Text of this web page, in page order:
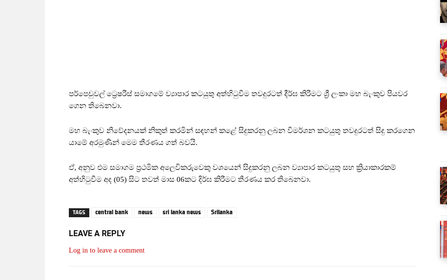
පර්පෙචුවල් ට්‍රෙෂරීස් සමාගමේ ව්‍යාපාර කටයුතු අත්හිටුවීම තවදුරටත් දීර්ඝ කිරීමට ශ්‍රී ලංකා මහ බැංකුව පියවර
ගෙන තිබෙනවා.
මහ බැංකුව නිවේදනයක් නිකුත් කරමින් සඳහන් කළේ සිදුකරනු ලබන විමර්ශන කටයුතු තවදුරටත් සිදු කරගෙන
යාමේ අරමුණින් මෙම තීරණය ගත් බවයි.
ඒ, අනුව එම සමාගම ප්‍රථමික අලෙවිකරුවෙකු වශයෙන් සිදුකරනු ලබන ව්‍යාපාර කටයුතු සහ ක්‍රියාකාරකම්
අත්හිටුවීම අද (05) සිට තවත් මාස 06කට දිර්ඝ කිරීමට තීරණය කර තිබෙනවා.
TAGS central bank news sri lanka news Srilanka
LEAVE A REPLY
Log in to leave a comment